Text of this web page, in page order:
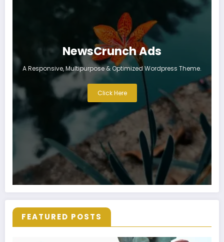
NewsCrunch Ads
A Responsive, Multipurpose & Optimized Wordpress Theme.
Click Here
FEATURED POSTS